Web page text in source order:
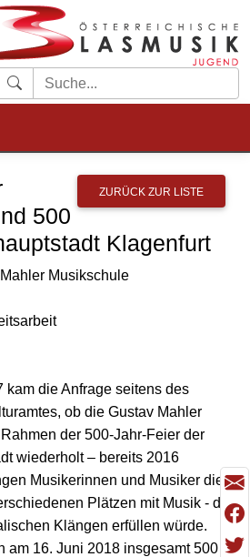
ZURÜCK ZUR LISTE
500
Klagenfurt
Musikschule
kam die Anfrage seitens des
ob die Gustav Mahler
der 500-Jahr-Feier der
wiederholt – bereits 2016
Musikerinnen und Musiker die
Plätzen mit Musik - die
Klängen erfüllen würde.
am 16. Juni 2018 insgesamt 500